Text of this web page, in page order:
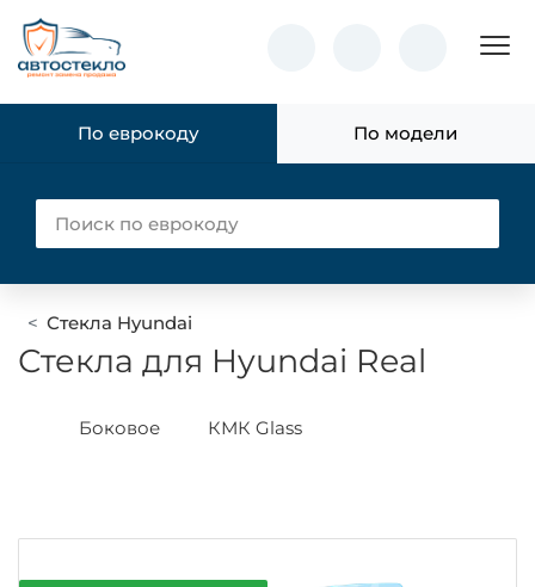
По еврокоду По модели
Стекла Hyundai
Стекла для Hyundai Real
Боковое КМК Glass